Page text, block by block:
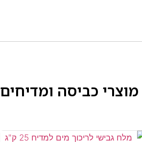
מוצרי כביסה ומדיחים